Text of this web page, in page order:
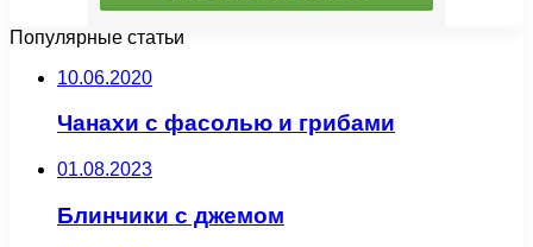
Популярные статьи
10.06.2020
Чанахи с фасолью и грибами
01.08.2023
Блинчики с джемом